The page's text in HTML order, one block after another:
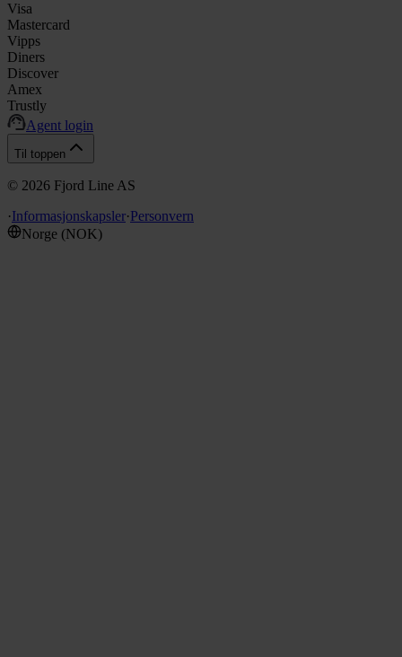
Visa
Mastercard
Vipps
Diners
Discover
Amex
Trustly
Agent login
Til toppen
© 2026 Fjord Line AS
·Informasjonskapsler·Personvern
Norge (NOK)